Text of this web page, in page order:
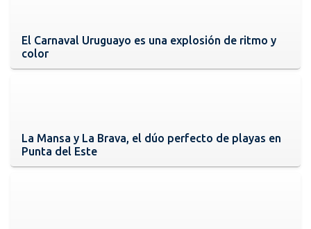
El Carnaval Uruguayo es una explosión de ritmo y
color
La Mansa y La Brava, el dúo perfecto de playas en
Punta del Este